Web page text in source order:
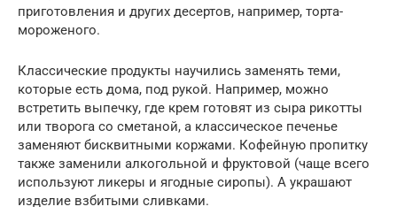
приготовления и других десертов, например, торта-
мороженого.
Классические продукты научились заменять теми,
которые есть дома, под рукой. Например, можно
встретить выпечку, где крем готовят из сыра рикотты
или творога со сметаной, а классическое печенье
заменяют бисквитными коржами. Кофейную пропитку
также заменили алкогольной и фруктовой (чаще всего
используют ликеры и ягодные сиропы). А украшают
изделие взбитыми сливками.